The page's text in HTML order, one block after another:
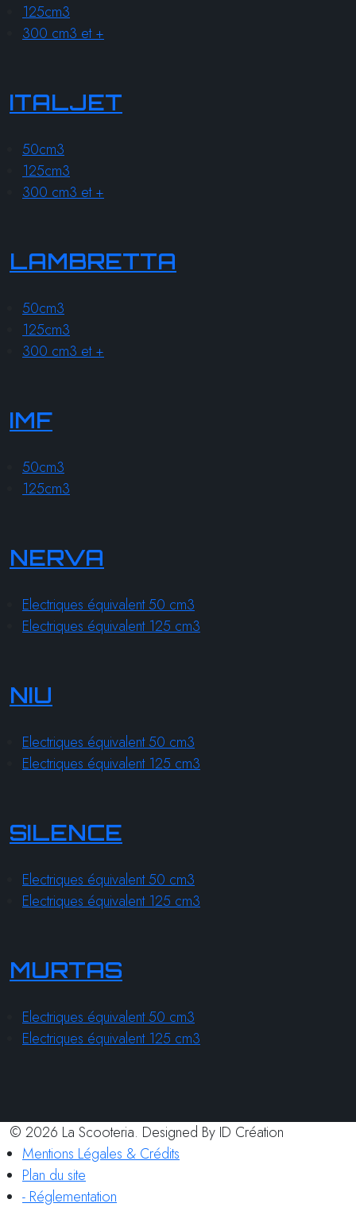
125cm3
300 cm3 et +
ITALJET
50cm3
125cm3
300 cm3 et +
LAMBRETTA
50cm3
125cm3
300 cm3 et +
IMF
50cm3
125cm3
NERVA
Electriques équivalent 50 cm3
Electriques équivalent 125 cm3
NIU
Electriques équivalent 50 cm3
Electriques équivalent 125 cm3
SILENCE
Electriques équivalent 50 cm3
Electriques équivalent 125 cm3
MURTAS
Electriques équivalent 50 cm3
Electriques équivalent 125 cm3
© 2026 La Scooteria. Designed By ID Création
Mentions Légales & Crédits
Plan du site
- Réglementation